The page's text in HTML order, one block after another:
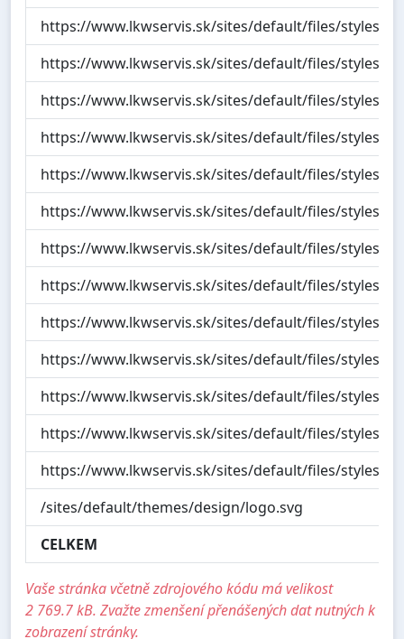
https://www.lkwservis.sk/sites/default/files/styles/
https://www.lkwservis.sk/sites/default/files/styles/
https://www.lkwservis.sk/sites/default/files/styles/
https://www.lkwservis.sk/sites/default/files/styles/
https://www.lkwservis.sk/sites/default/files/styles/
https://www.lkwservis.sk/sites/default/files/styles/
https://www.lkwservis.sk/sites/default/files/styles/
https://www.lkwservis.sk/sites/default/files/styles/
https://www.lkwservis.sk/sites/default/files/styles/
https://www.lkwservis.sk/sites/default/files/styles/
https://www.lkwservis.sk/sites/default/files/styles/
https://www.lkwservis.sk/sites/default/files/styles/
https://www.lkwservis.sk/sites/default/files/styles/
/sites/default/themes/design/logo.svg
CELKEM
Vaše stránka včetně zdrojového kódu má velikost
2 769.7 kB. Zvažte zmenšení přenášených dat nutných k
zobrazení stránky.